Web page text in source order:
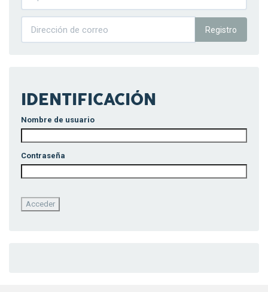
Registro
IDENTIFICACIÓN
Nombre de usuario
Contraseña